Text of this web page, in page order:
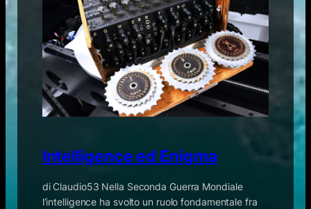
Intelligence ed Enigma
di Claudio53 Nella Seconda Guerra Mondiale
l’intelligence ha svolto un ruolo fondamentale fra